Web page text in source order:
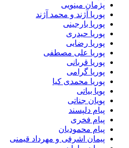
پژمان مینویی
پوریا آژند و محمد آژند
پوریا بارجینی
پوریا حیدری
پوریا رضایی
پوریا علی مصطفی
پوریا قربانی
پوریا گرامی
پوریا محمدی کیا
پویا بیاتی
پویان جناتی
پیام دلپسند
پیام فخری
پیام محمودیان
پیمان اشرفی و مهرداد قیمنی